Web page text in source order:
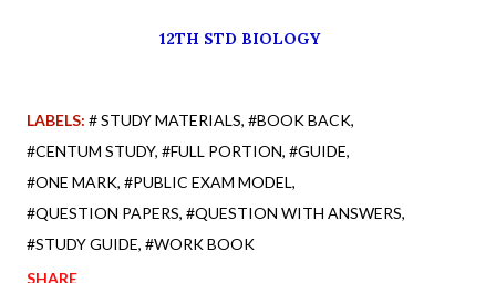
12TH STD BIOLOGY
LABELS: # STUDY MATERIALS #BOOK BACK
#CENTUM STUDY #FULL PORTION #GUIDE
#ONE MARK #PUBLIC EXAM MODEL
#QUESTION PAPERS #QUESTION WITH ANSWERS
#STUDY GUIDE #WORK BOOK
SHARE